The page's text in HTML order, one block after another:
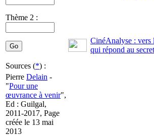
Thème 2 :
CinéAnalyse : vers
qui répond au secret
Sources (*) :
Pierre Delain -
"Pour une
œuvrance à venir",
Ed : Guilgal,
2011-2017, Page
créée le 13 mai
2013